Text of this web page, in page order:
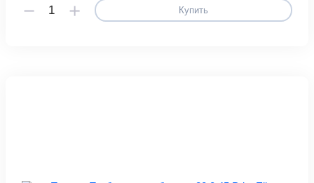
Купить